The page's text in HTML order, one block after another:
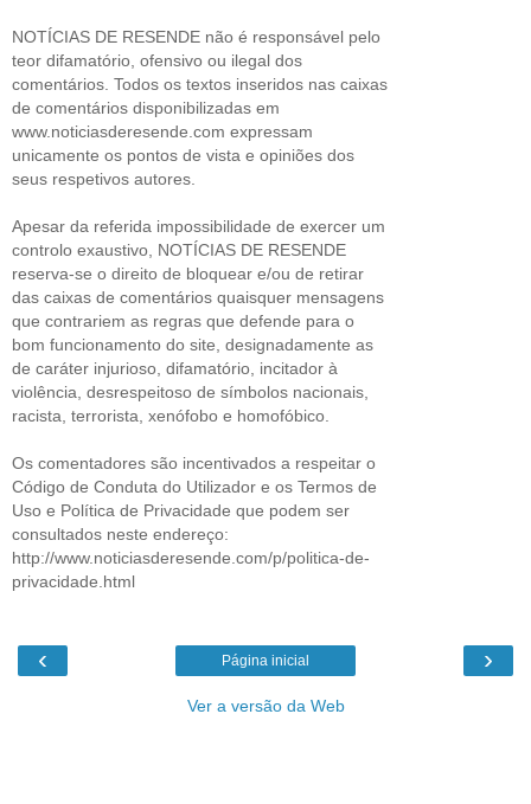
NOTÍCIAS DE RESENDE não é responsável pelo
teor difamatório, ofensivo ou ilegal dos
comentários. Todos os textos inseridos nas caixas
de comentários disponibilizadas em
www.noticiasderesende.com expressam
unicamente os pontos de vista e opiniões dos
seus respetivos autores.
Apesar da referida impossibilidade de exercer um
controlo exaustivo, NOTÍCIAS DE RESENDE
reserva-se o direito de bloquear e/ou de retirar
das caixas de comentários quaisquer mensagens
que contrariem as regras que defende para o
bom funcionamento do site, designadamente as
de caráter injurioso, difamatório, incitador à
violência, desrespeitoso de símbolos nacionais,
racista, terrorista, xenófobo e homofóbico.
Os comentadores são incentivados a respeitar o
Código de Conduta do Utilizador e os Termos de
Uso e Política de Privacidade que podem ser
consultados neste endereço:
http://www.noticiasderesende.com/p/politica-de-
privacidade.html
‹ ›
Página inicial
Ver a versão da Web